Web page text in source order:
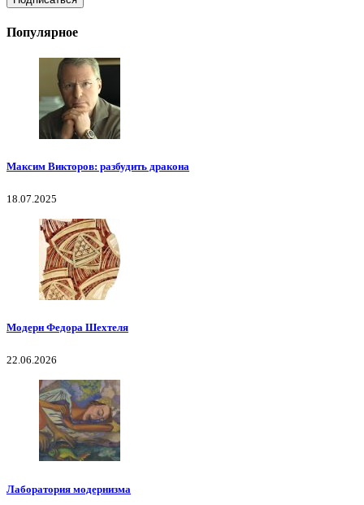
Популярное
Максим Викторов: разбудить дракона
18.07.2025
Модерн Федора Шехтеля
22.06.2026
Лаборатория модернизма